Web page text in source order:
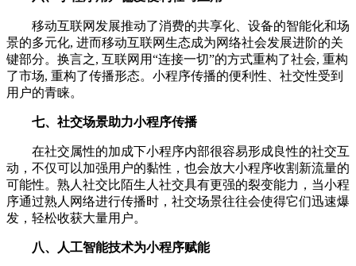
移动互联网发展推动了消费的共享化、设备的智能化和场
景的多元化, 进而移动互联网生态成为网络社会发展进阶的关
键部分。换言之, 互联网用“连接一切”的方式重构了社会, 重构
了市场, 重构了传播形态。小程序传播的便利性、社交性受到
用户的青睐。
七、社交场景助力小程序传播
在社交属性的加成下小程序内部很容易形成良性的社交互
动，不仅可以加强用户的黏性，也会放大小程序收割新流量的
可能性。熟人社交比陌生人社交具有更强的裂变能力，当小程
序通过熟人网络进行传播时，社交场景往往会使得它们迅速爆
发，轻松收获大量用户。
八、人工智能技术为小程序赋能